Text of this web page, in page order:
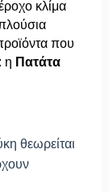
κλίμα
που
η Πατάτα
θεωρείται